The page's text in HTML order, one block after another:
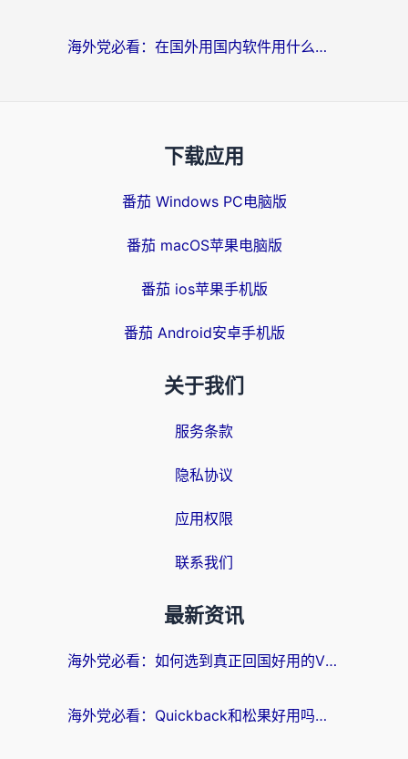
海外党必看：在国外用国内软件用什么加速器好？解决追剧游戏办公的终极指南
下载应用
番茄 Windows PC电脑版
番茄 macOS苹果电脑版
番茄 ios苹果手机版
番茄 Android安卓手机版
关于我们
服务条款
隐私协议
应用权限
联系我们
最新资讯
海外党必看：如何选到真正回国好用的VPN？实测+避坑指南
海外党必看：Quickback和松果好用吗？3步教你选对回国加速器无缝刷国内资源